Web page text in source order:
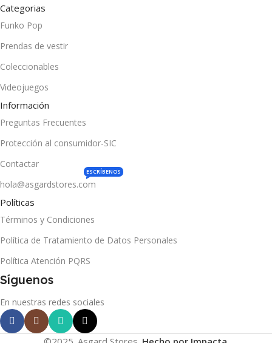
Categorias
Funko Pop
Prendas de vestir
Coleccionables
Videojuegos
Información
Preguntas Frecuentes
Protección al consumidor-SIC
Contactar
hola@asgardstores.com
ESCRÍBENOS
Políticas
Términos y Condiciones
Política de Tratamiento de Datos Personales
Política Atención PQRS
Síguenos
En nuestras redes sociales